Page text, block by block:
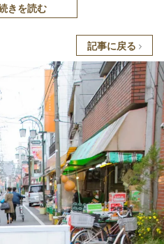
きを読む
記事に戻る